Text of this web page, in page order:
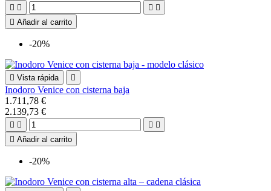
   
 Añadir al carrito
-20%
 Vista rápida 
Inodoro Venice con cisterna baja
1.711,78 €
2.139,73 €
   
 Añadir al carrito
-20%